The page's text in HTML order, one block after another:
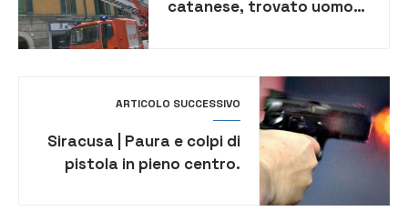
catanese, trovato uomo
ARTICOLO SUCCESSIVO
Siracusa | Paura e colpi di
pistola in pieno centro.